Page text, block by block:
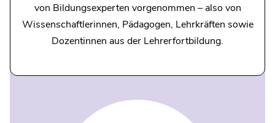
von Bildungsexperten vorgenommen – also von
Wissenschaftlerinnen, Pädagogen, Lehrkräften sowie
Dozentinnen aus der Lehrerfortbildung.